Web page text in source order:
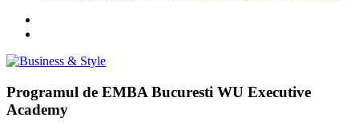
Business
&
Programul de EMBA Bucuresti WU Executive
Academy